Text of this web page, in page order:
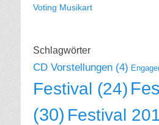
Voting Musikart
Schlagwörter
CD Vorstellungen (4)
Festival (24)
(30) Festival